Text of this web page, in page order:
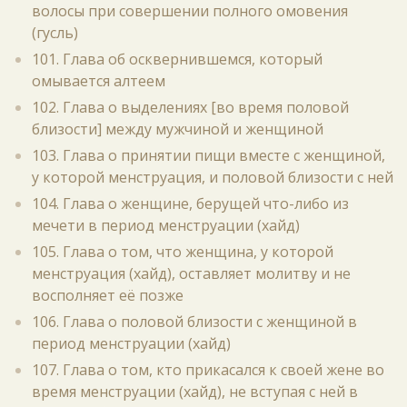
волосы при совершении полного омовения
(гусль)
101. Глава об осквернившемся, который
омывается алтеем
102. Глава о выделениях [во время половой
близости] между мужчиной и женщиной
103. Глава о принятии пищи вместе с женщиной,
у которой менструация, и половой близости с ней
104. Глава о женщине, берущей что-либо из
мечети в период менструации (хайд)
105. Глава о том, что женщина, у которой
менструация (хайд), оставляет молитву и не
восполняет её позже
106. Глава о половой близости с женщиной в
период менструации (хайд)
107. Глава о том, кто прикасался к своей жене во
время менструации (хайд), не вступая с ней в